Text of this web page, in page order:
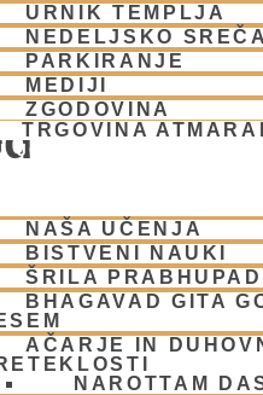
URNIK TEMPLJA
NEDELJSKO
PARKIRANJE
MEDIJI
ZGODOVINA
TRGOVINA
JOGA
NAŠA UČENJA
BISTVENI NAUKI
ŠRILA
BHAGAVAD GITA
AČARJE IN
NAROTTAM